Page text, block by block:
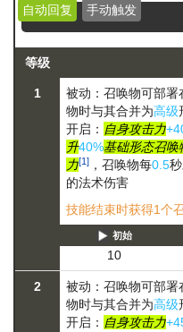
自动回复
手动触发
等级
1
被动：召唤物可部
物时与其合并为高级
开启： 自身攻击力
升40%基础形态召唤
力[1] ，召唤物每0.5
的法术伤害
技能结束时获得1个
初始
10
2
被动：召唤物可部
物时与其合并为高级
开启： 自身攻击力